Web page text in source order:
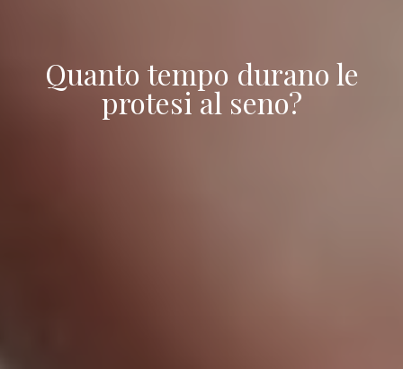
Quanto tempo durano le
protesi al seno?